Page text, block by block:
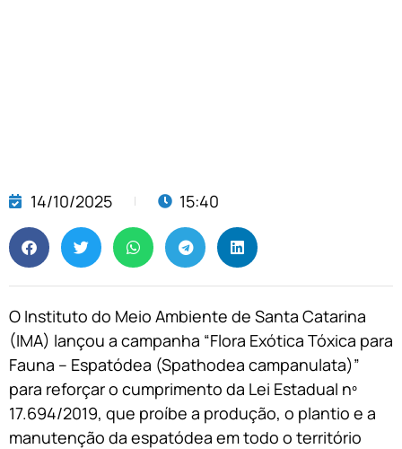
14/10/2025 15:40
O Instituto do Meio Ambiente de Santa Catarina
(IMA) lançou a campanha “Flora Exótica Tóxica para
Fauna – Espatódea (Spathodea campanulata)”
para reforçar o cumprimento da Lei Estadual nº
17.694/2019, que proíbe a produção, o plantio e a
manutenção da espatódea em todo o território